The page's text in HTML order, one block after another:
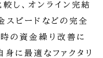
し、オンライン完結
スピードなどの完全
の資金繰り改善に
身に最適なファクタリ